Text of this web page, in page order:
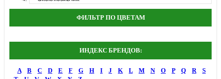
ФИЛЬТР ПО ЦВЕТАМ
ИНДЕКС БРЕНДОВ:
A B C D E F G H I J K L M N O P Q R
S